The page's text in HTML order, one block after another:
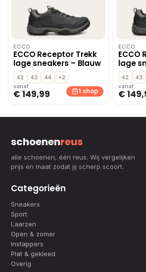
ECCO
ECCO Receptor Trekk
lage sneakers – Blauw
42 43 44
+2
vanaf
€ 149,99 1 shop
ECCO
ECCO
lage
42 43
vanaf
€
schoenenreus
alle schoenen, één reus. Wij vergelijken
prijs en maat zodat jij scherp scoort.
Categorieën
Sneakers
Sport
Laarzen
Open & zomer
Instappers
Plat & gekleed
Overig